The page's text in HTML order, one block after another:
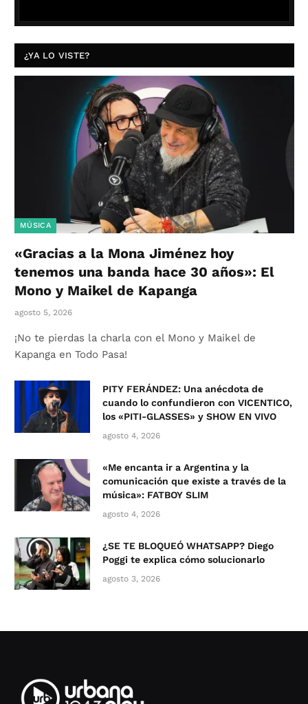
¿YA LO VISTE?
MÚSICA
«Gracias a la Mona Jiménez hoy
tenemos una banda hace 30 años»: El
Mono y Maikel de Kapanga
agosto 5, 2026
¡No te pierdas la charla con el Mono y Maikel de
Kapanga en Todo Pasa!
PITY FERÁNDEZ: Una anécdota de
cuando lo confundieron con VICENTICO,
los «PITI-GLASSES» y SHOW EN VIVO
agosto 4, 2026
«Me encanta ir a Argentina y la
comunicación que existe a través de la
música»: FATBOY SLIM
agosto 4, 2026
¿SE TE BLOQUEÓ WHATSAPP? Diego
Poggi te explica cómo solucionarlo
agosto 3, 2026